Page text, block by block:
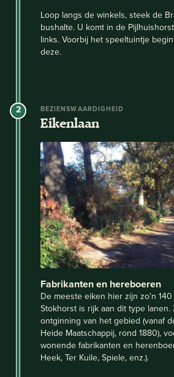
Loop langs de winkels, steek de
bushalte. U komt in de
links. Voorbij het speeltuintje
deze.
2 BEZIENSWAARDIGHEID
Eikenlaan
Fabrikanten en hereboeren
De meeste eiken hier zijn zo'n
Stokhorst is rijk aan dit type
ontginning van het gebied (vanaf
Heide Maatschappij, rond 1880),
wonende fabrikanten en
Heek, Ter Kuile, Spiele, enz.).